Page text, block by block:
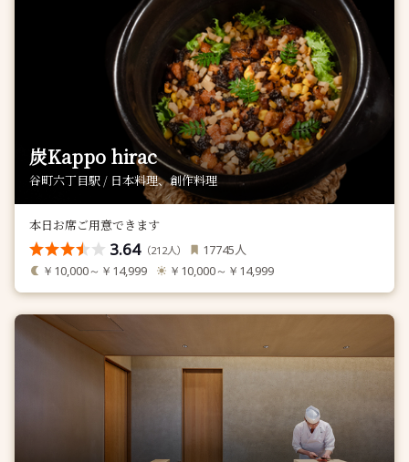
炭Kappo hirac
谷町六丁目駅 / 日本料理、創作料理
本日お席ご用意できます
3.64（212人） 17745人
￥10,000～￥14,999 ￥10,000～￥14,999